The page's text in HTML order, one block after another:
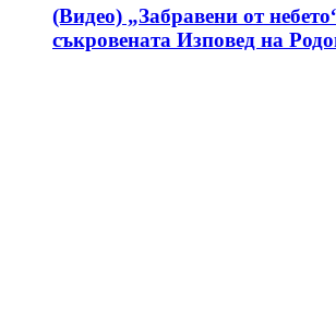
(Видео) „Забравени от
съкровената Изповед на